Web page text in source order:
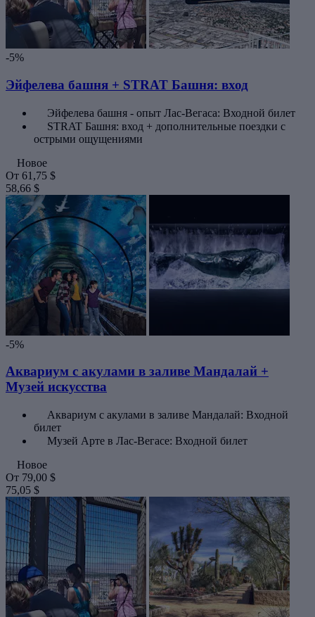
-5%
Эйфелева башня + STRAT Башня: вход
Эйфелева башня - опыт Лас-Вегаса: Входной билет
STRAT Башня: вход + дополнительные поездки с
острыми ощущениями
Новое
От 61,75 $
58,66 $
-5%
Аквариум с акулами в заливе Мандалай +
Музей искусства
Аквариум с акулами в заливе Мандалай: Входной
билет
Музей Арте в Лас-Вегасе: Входной билет
Новое
От 79,00 $
75,05 $